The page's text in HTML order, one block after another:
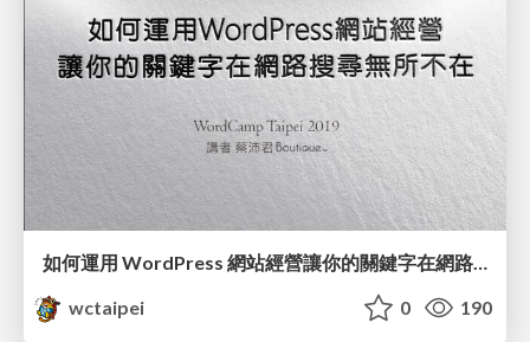
如何運用 WordPress 網站經營讓你的關鍵字在網路搜尋無所不在 / Utilizing Keywords to Improving WordPress SEO_蔡沛君 / PG Tsai
wctaipei
0 190